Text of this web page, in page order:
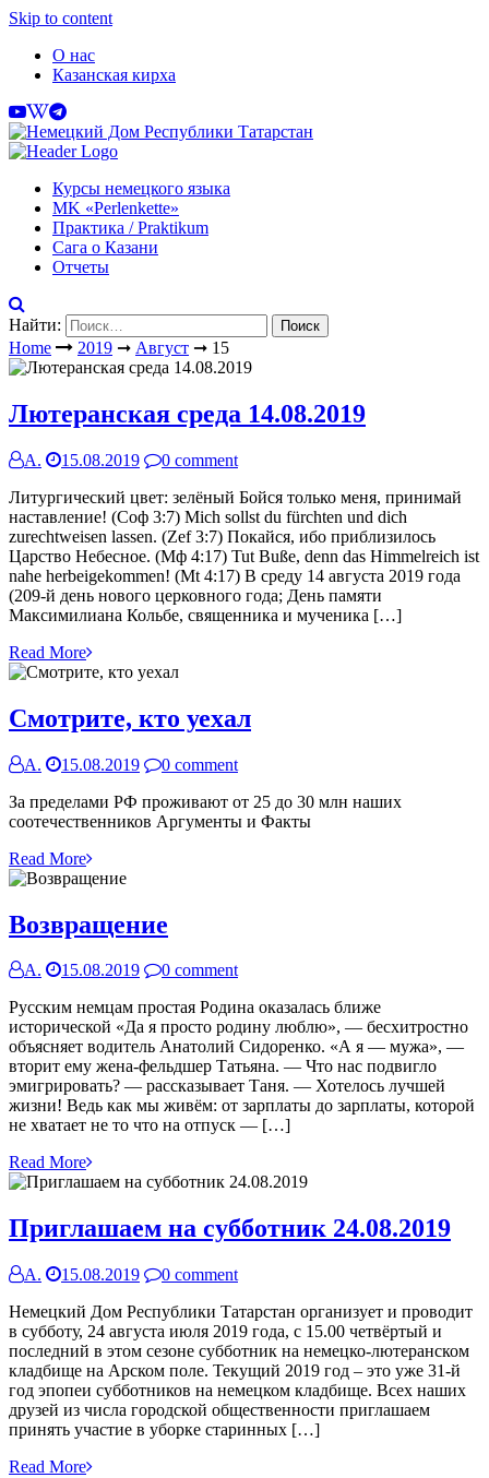
Skip to content
О нас
Казанская кирха
Курсы немецкого языка
МK «Perlenkette»
Практика / Praktikum
Сага о Казани
Отчеты
Найти:
Home
2019 ➞ Август ➞ 15
Лютеранская среда 14.08.2019
А. 15.08.2019
0 comment
Литургический цвет: зелёный Бойся только меня, принимай
наставление! (Соф 3:7) Mich sollst du fürchten und dich
zurechtweisen lassen. (Zef 3:7) Покайся, ибо приблизилось
Царство Небесное. (Мф 4:17) Tut Buße, denn das Himmelreich ist
nahe herbeigekommen! (Mt 4:17) В среду 14 августа 2019 года
(209-й день нового церковного года; День памяти
Максимилиана Кольбе, священника и мученика […]
Read More
Смотрите, кто уехал
А. 15.08.2019
0 comment
За пределами РФ проживают от 25 до 30 млн наших
соотечественников Аргументы и Факты
Read More
Возвращение
А. 15.08.2019
0 comment
Русским немцам простая Родина оказалась ближе
исторической «Да я просто родину люблю», — бесхитростно
объясняет водитель Анатолий Сидоренко. «А я — мужа», —
вторит ему жена-фельдшер Татьяна. — Что нас подвигло
эмигрировать? — рассказывает Таня. — Хотелось лучшей
жизни! Ведь как мы живём: от зарплаты до зарплаты, которой
не хватает не то что на отпуск — […]
Read More
Приглашаем на субботник 24.08.2019
А. 15.08.2019
0 comment
Немецкий Дом Республики Татарстан организует и проводит
в субботу, 24 августа июля 2019 года, с 15.00 четвёртый и
последний в этом сезоне субботник на немецко-лютеранском
кладбище на Арском поле. Текущий 2019 год – это уже 31-й
год эпопеи субботников на немецком кладбище. Всех наших
друзей из числа городской общественности приглашаем
принять участие в уборке старинных […]
Read More